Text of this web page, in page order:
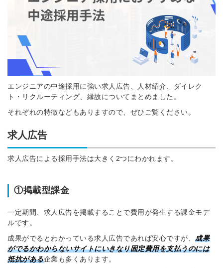
エンジニアの中途採用に強い求人広告、人材紹介、ダイレク
ト・リクルーティング、縁故についてまとめました。
それぞれの特徴などもありますので、ぜひご覧ください。
求人広告
求人広告による採用手法は大きく2つにわかれます。
①掲載型課金
一定期間、求人広告を掲載することで費用が発生する課金モデ
ルです。
成果がでるとわかっている求人広告であれば安心ですが、 成果
がでるかわからないサイトにいきなり固定費用を支払うのには
抵抗がある企業も多くあります。